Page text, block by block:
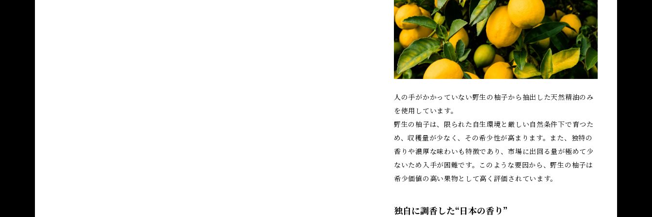
人の手がかかっていない野生の柚子から抽出した天然精油のみ
を使用しています。
野生の柚子は、限られた自生環境と厳しい自然条件下で育つた
め、収穫量が少なく、その希少性が高まります。また、独特の
香りや濃厚な味わいも特徴であり、市場に出回る量が極めて少
ないため入手が困難です。このような要因から、野生の柚子は
希少価値の高い果物として高く評価されています。
独自に調香した“日本の香り”